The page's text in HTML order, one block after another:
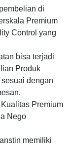
di
Premium
Control yang
bisa terjadi
Produk
dengan
Premium
Nego
memiliki